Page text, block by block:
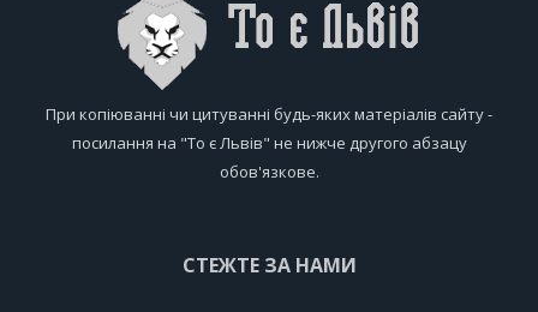
При копіюванні чи цитуванні будь-яких матеріалів сайту -
посилання на "То є Львів" не нижче другого абзацу
обов'язкове.
СТЕЖТЕ ЗА НАМИ